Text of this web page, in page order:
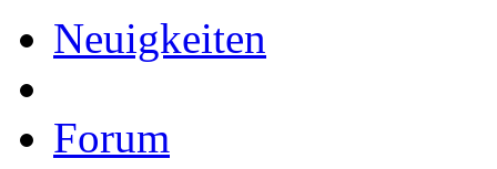
Neuigkeiten
Forum